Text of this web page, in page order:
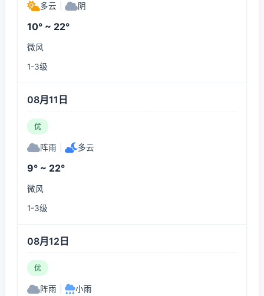
多云 阴
10° ~ 22°
微风
1-3级
08月11日
优
阵雨 多云
9° ~ 22°
微风
1-3级
08月12日
优
阵雨 小雨